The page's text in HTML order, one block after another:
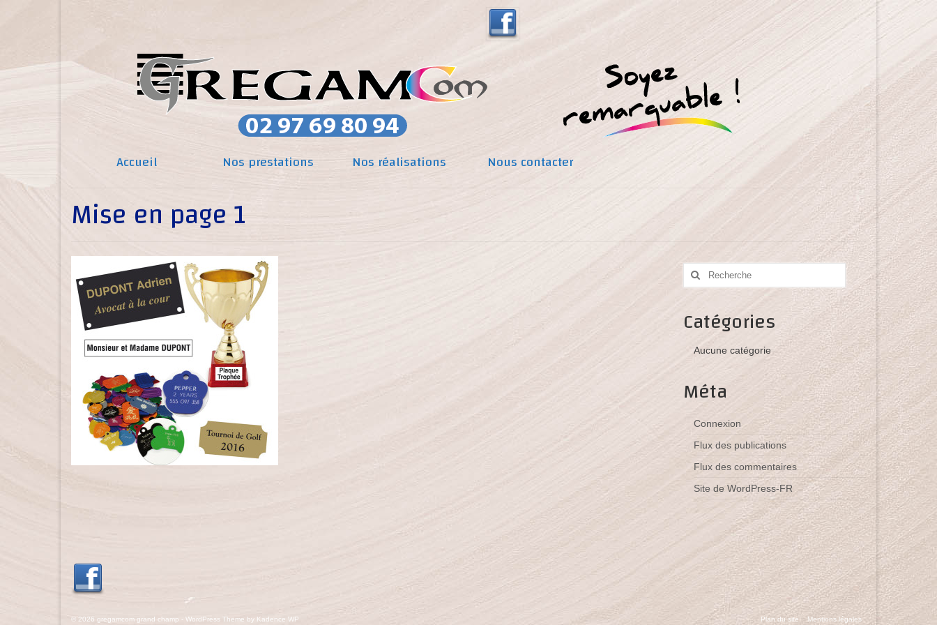
Accueil Nos prestations Nos réalisations Nous contacter
Mise en page 1
Rechercher
Catégories
Aucune catégorie
Méta
Connexion
Flux des publications
Flux des commentaires
Site de WordPress-FR
Plan du site Mentions légales
© 2026 gregamcom grand champ - WordPress Theme by Kadence WP